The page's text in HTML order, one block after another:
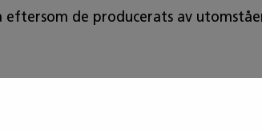
de producerats av